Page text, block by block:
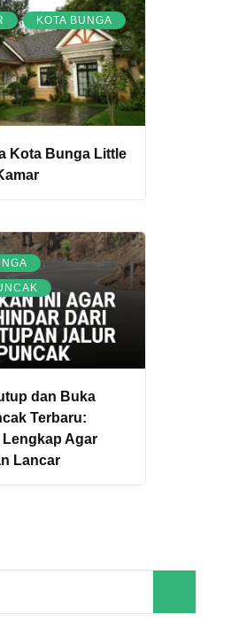
, KOTA BUNGA
Kota Bunga Little
,
dan Buka
Terbaru:
Lengkap Agar
Lancar